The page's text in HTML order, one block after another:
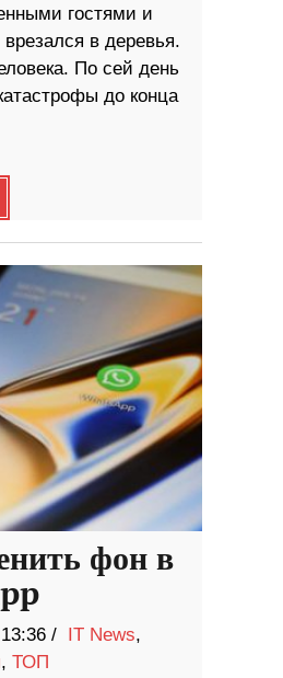
гостями и
в деревья.
По сей день
до конца
фон в
13:36 / IT News,
, ТОП